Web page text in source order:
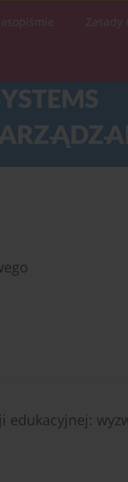
Zasady